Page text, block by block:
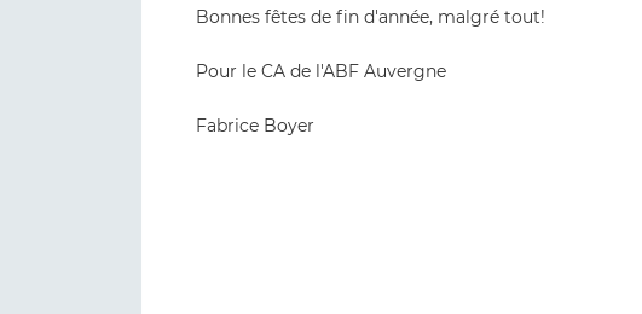
Bonnes fêtes de fin d'année, malgré tout!
Pour le CA de l'ABF Auvergne
Fabrice Boyer